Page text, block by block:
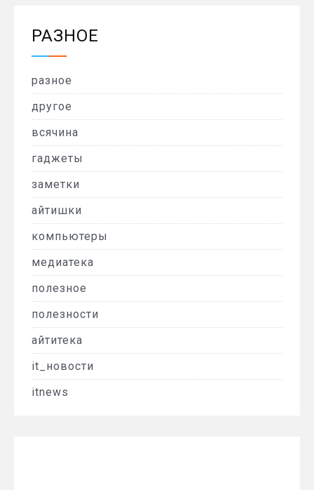
РАЗНОЕ
разное
другое
всячина
гаджеты
заметки
айтишки
компьютеры
медиатека
полезное
полезности
айтитека
it_новости
itnews